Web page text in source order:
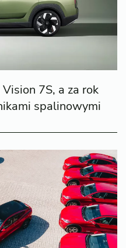
7S, a za rok
spalinowymi